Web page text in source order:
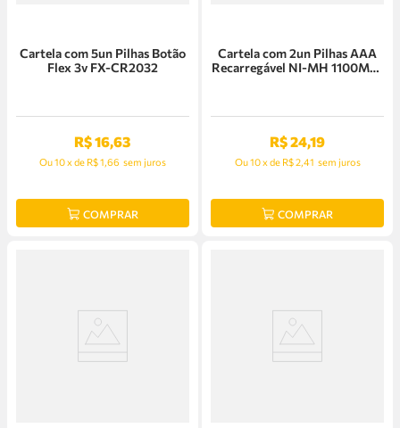
Cartela com 5un Pilhas Botão
Flex 3v FX-CR2032
R$16,63
Ou10xde R$ 1,66 sem juros
COMPRAR
Cartela com 2un Pilhas AAA
Recarregável NI-MH 1100Mah
R$24,19
Ou10xde R$ 2,41 sem juros
COMPRAR